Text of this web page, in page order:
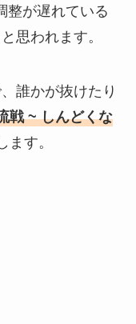
整が遅れている
思われます。
誰かが抜けたり
戦 ~ しんどくな
ます。